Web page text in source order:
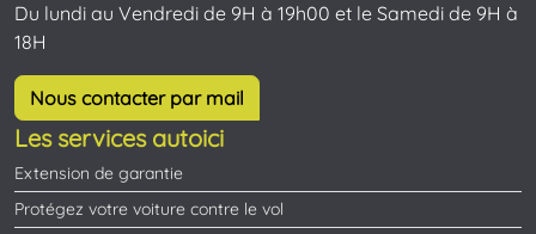
Du lundi au Vendredi de 9H à 19h00 et le Samedi de 9H à
18H
Nous contacter par mail
Les services autoici
Extension de garantie
Protégez votre voiture contre le vol